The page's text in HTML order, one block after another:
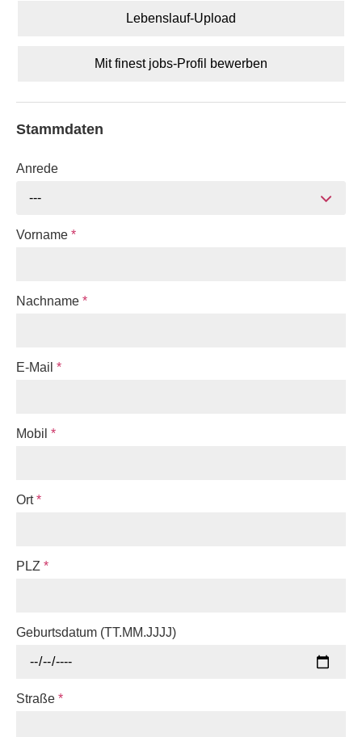
Lebenslauf-Upload
Mit finest jobs-Profil bewerben
Stammdaten
Anrede
---
Vorname *
Nachname *
E-Mail *
Mobil *
Ort*
PLZ *
Geburtsdatum (TT.MM.JJJJ)
Straße *